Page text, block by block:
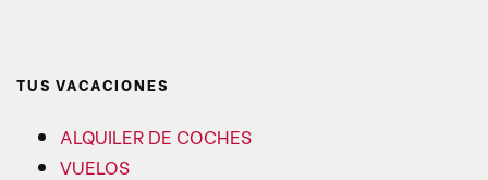
TUS VACACIONES
ALQUILER DE COCHES
VUELOS